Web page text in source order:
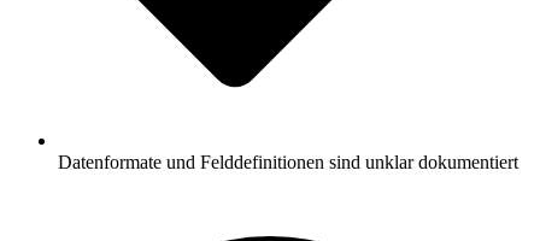
Datenformate und Felddefinitionen sind unklar dokumentiert